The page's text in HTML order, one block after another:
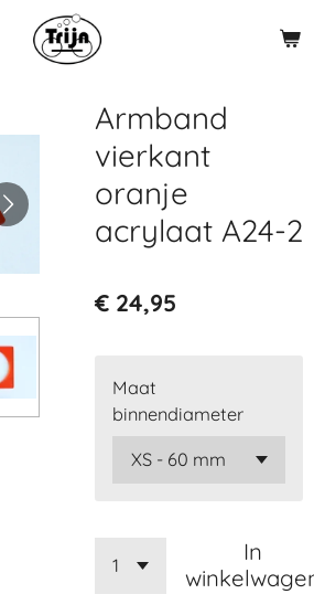
Armband
vierkant
oranje
acrylaat A24-2
€ 24,95
Maat
binnendiameter
In